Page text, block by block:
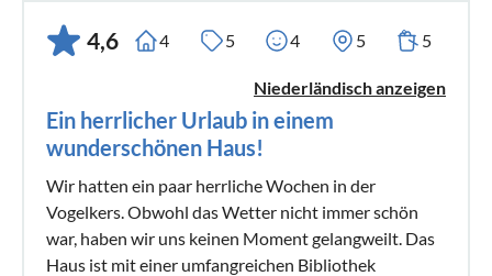
4,6 4 5 4 5 5
Niederländisch anzeigen
Ein herrlicher Urlaub in einem
wunderschönen Haus!
Wir hatten ein paar herrliche Wochen in der
Vogelkers. Obwohl das Wetter nicht immer schön
war, haben wir uns keinen Moment gelangweilt. Das
Haus ist mit einer umfangreichen Bibliothek